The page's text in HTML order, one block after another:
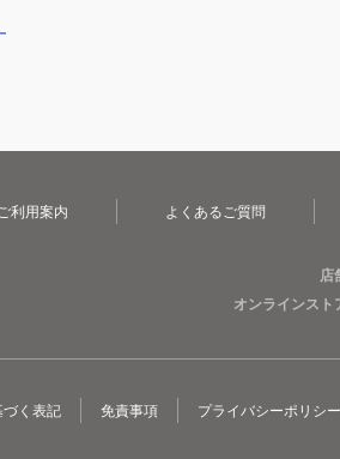
利用案内 よくあるご質問
店
オンラインスト
く表記 免責事項 プライバシーポリシー